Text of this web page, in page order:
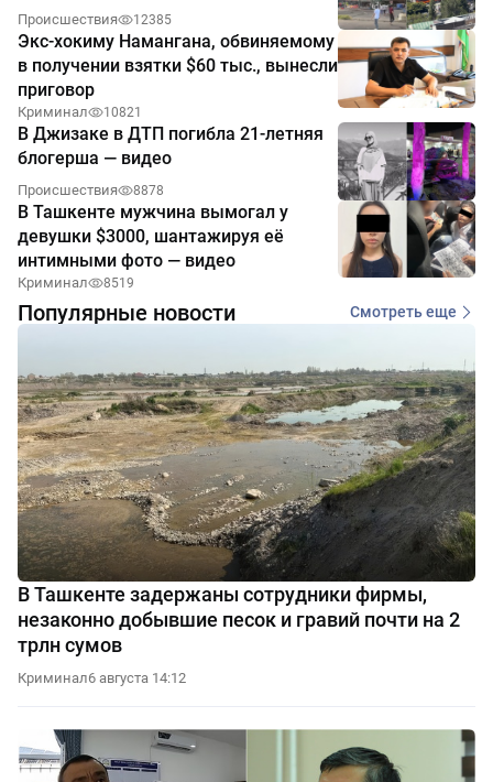
Происшествия 12385
Экс-хокиму Намангана, обвиняемому
в получении взятки $60 тыс., вынесли
приговор
Криминал 10821
В Джизаке в ДТП погибла 21-летняя
блогерша — видео
Происшествия 8878
В Ташкенте мужчина вымогал у
девушки $3000, шантажируя её
интимными фото — видео
Криминал 8519
Популярные новости Смотреть еще
В Ташкенте задержаны сотрудники фирмы,
незаконно добывшие песок и гравий почти на 2
трлн сумов
Криминал6 августа 14:12